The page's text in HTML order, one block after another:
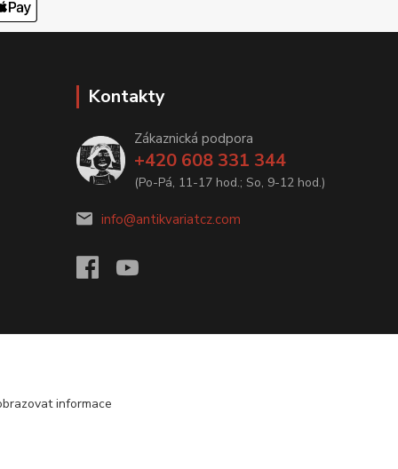
Kontakty
Zákaznická podpora
+420 608 331 344
(Po-Pá, 11-17 hod.; So, 9-12 hod.)
info@antikvariatcz.com
informace